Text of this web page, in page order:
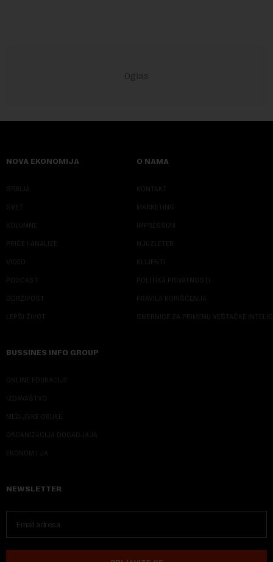
NOVA EKONOMIJA
SRBIJA
SVET
KOLUMNE
PRIČE I ANALIZE
VIDEO
PODCAST
ODRŽIVOST
LEPŠI ŽIVOT
O NAMA
KONTAKT
MARKETING
IMPRESSUM
NJUZLETER
KLIJENTI
POLITIKA PRIVATNOSTI
PRAVILA KORIŠĆENJA
SMERNICE ZA PRIMENU VEŠTAČKE
BUSSINES INFO GROUP
ONLINE EDUKACIJE
IZDAVAŠTVO
MEDIJSKE OBUKE
ORGANIZACIJA DOGADJAJA
EKONOM I JA
NEWSLETTER